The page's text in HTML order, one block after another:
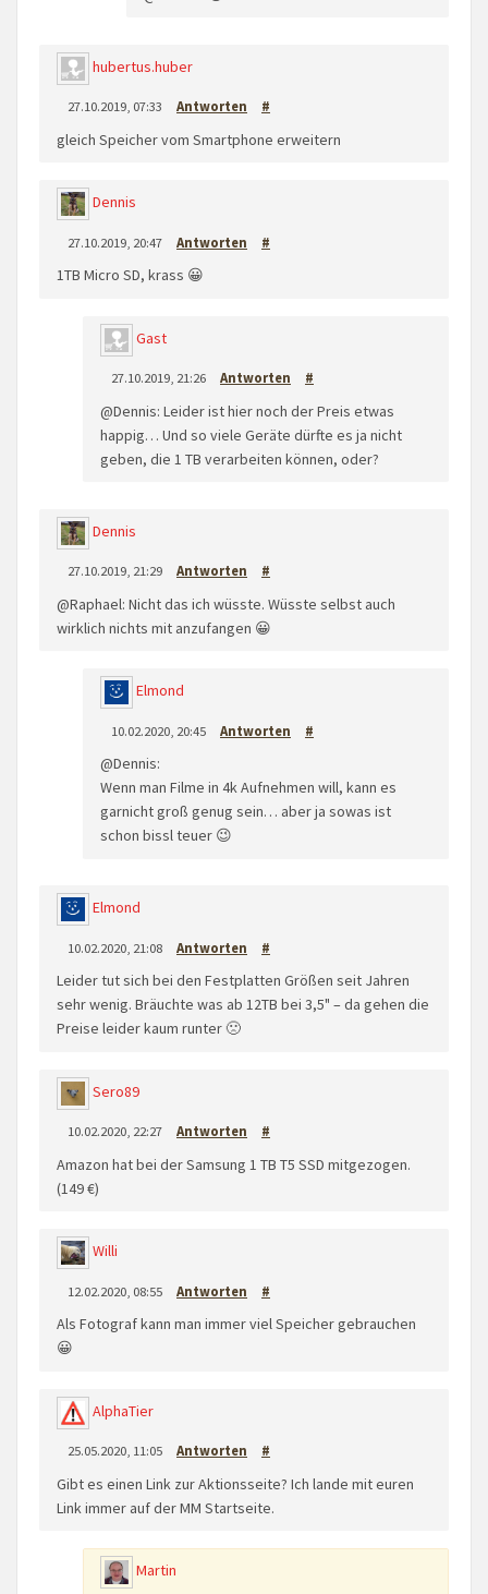
hubertus.huber
27.10.2019, 07:33 Antworten #
gleich Speicher vom Smartphone erweitern
Dennis
27.10.2019, 20:47 Antworten #
1TB Micro SD, krass 😀
Gast
27.10.2019, 21:26 Antworten #
@Dennis: Leider ist hier noch der Preis etwas
happig… Und so viele Geräte dürfte es ja nicht
geben, die 1 TB verarbeiten können, oder?
Dennis
27.10.2019, 21:29 Antworten #
@Raphael: Nicht das ich wüsste. Wüsste selbst auch
wirklich nichts mit anzufangen 😀
Elmond
10.02.2020, 20:45 Antworten #
@Dennis:
Wenn man Filme in 4k Aufnehmen will, kann es
garnicht groß genug sein… aber ja sowas ist
schon bissl teuer 😉
Elmond
10.02.2020, 21:08 Antworten #
Leider tut sich bei den Festplatten Größen seit Jahren
sehr wenig. Bräuchte was ab 12TB bei 3,5" – da gehen die
Preise leider kaum runter 🙁
Sero89
10.02.2020, 22:27 Antworten #
Amazon hat bei der Samsung 1 TB T5 SSD mitgezogen.
(149 €)
Willi
12.02.2020, 08:55 Antworten #
Als Fotograf kann man immer viel Speicher gebrauchen
😀
AlphaTier
25.05.2020, 11:05 Antworten #
Gibt es einen Link zur Aktionsseite? Ich lande mit euren
Link immer auf der MM Startseite.
Martin